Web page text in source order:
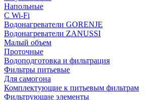
Напольные
С Wi-Fi
Водонагреватели GORENJE
Водонагреватели ZANUSSI
Малый объем
Проточные
Водоподготовка и фильтрация
Фильтры питьевые
Для самогона
Комплектующие к питьевым фильтрам
Фильтрующие элементы